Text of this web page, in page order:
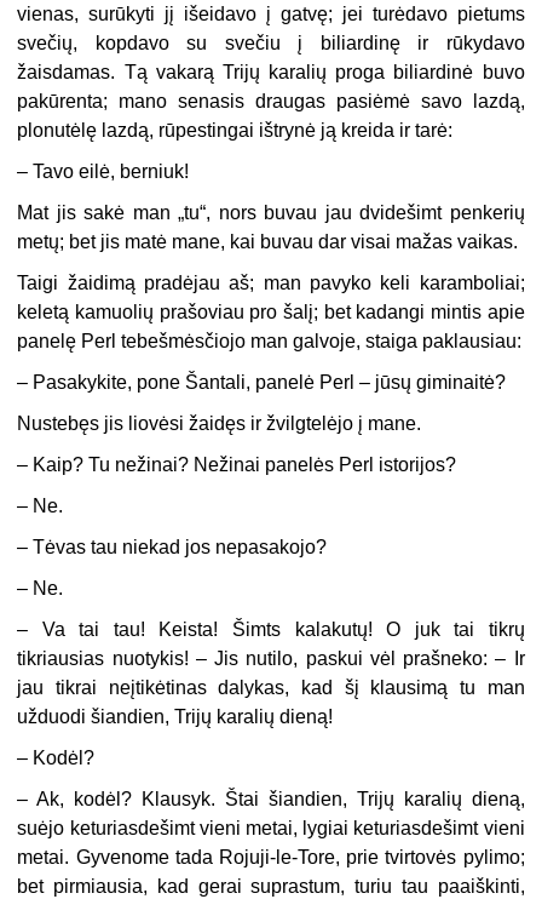
vienas, surūkyti jį išeidavo į gatvę; jei turėdavo pietums
svečių, kopdavo su svečiu į biliardinę ir rūkydavo
žaisdamas. Tą vakarą Trijų karalių proga biliardinė buvo
pakūrenta; mano senasis draugas pasiėmė savo lazdą,
plonutėlę lazdą, rūpestingai ištrynė ją kreida ir tarė:
– Tavo eilė, berniuk!
Mat jis sakė man „tu“, nors buvau jau dvidešimt penkerių
metų; bet jis matė mane, kai buvau dar visai mažas vaikas.
Taigi žaidimą pradėjau aš; man pavyko keli karamboliai;
keletą kamuolių prašoviau pro šalį; bet kadangi mintis apie
panelę Perl tebešmėsčiojo man galvoje, staiga paklausiau:
– Pasakykite, pone Šantali, panelė Perl – jūsų giminaitė?
Nustebęs jis liovėsi žaidęs ir žvilgtelėjo į mane.
– Kaip? Tu nežinai? Nežinai panelės Perl istorijos?
– Ne.
– Tėvas tau niekad jos nepasakojo?
– Ne.
– Va tai tau! Keista! Šimts kalakutų! O juk tai tikrų
tikriausias nuotykis! – Jis nutilo, paskui vėl prašneko: – Ir
jau tikrai neįtikėtinas dalykas, kad šį klausimą tu man
užduodi šiandien, Trijų karalių dieną!
– Kodėl?
– Ak, kodėl? Klausyk. Štai šiandien, Trijų karalių dieną,
suėjo keturiasdešimt vieni metai, lygiai keturiasdešimt vieni
metai. Gyvenome tada Rojuji-le-Tore, prie tvirtovės pylimo;
bet pirmiausia, kad gerai suprastum, turiu tau paaiškinti,